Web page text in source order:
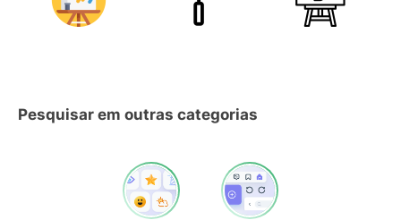
Pesquisar em outras categorias